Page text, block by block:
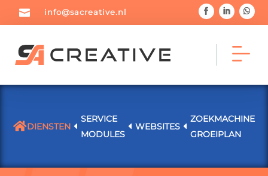
 info@sacreative.nl
  
DIENSTEN D
SERVICE
MODULES
DWEBSITES D
ZOEKMACHINE
GROEIPLAN